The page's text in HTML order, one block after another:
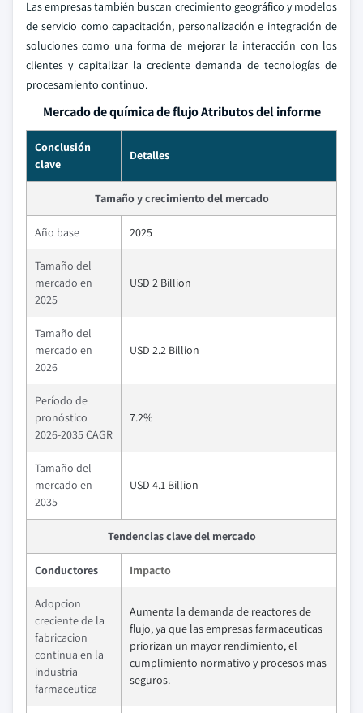
Las empresas también buscan crecimiento geográfico y modelos
de servicio como capacitación, personalización e integración de
soluciones como una forma de mejorar la interacción con los
clientes y capitalizar la creciente demanda de tecnologías de
procesamiento continuo.
Mercado de química de flujo Atributos del informe
Conclusión
clave
Detalles
Tamaño y crecimiento del mercado
Año base 2025
Tamaño del
mercado en
2025
USD 2 Billion
Tamaño del
mercado en
2026
USD 2.2 Billion
Período de
pronóstico
2026-2035 CAGR
7.2%
Tamaño del
mercado en
2035
USD 4.1 Billion
Tendencias clave del mercado
Conductores Impacto
Adopcion
creciente de la
fabricacion
continua en la
industria
farmaceutica
Aumenta la demanda de reactores de
flujo, ya que las empresas farmaceuticas
priorizan un mayor rendimiento, el
cumplimiento normativo y procesos mas
seguros.